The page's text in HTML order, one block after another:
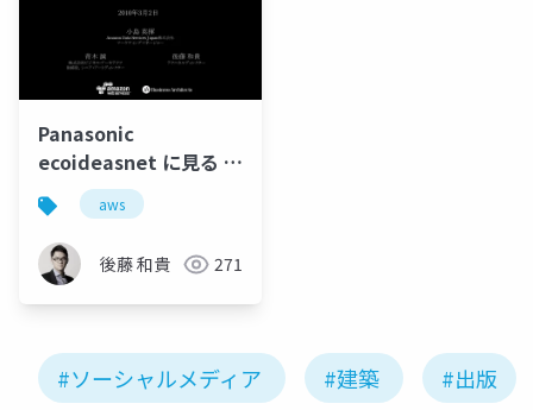
Panasonic
ecoideasnet に見る ク
ラウド最新活用ノウハ
ウ
aws
後藤 和貴 271
#ソーシャルメディア #建築 #出版